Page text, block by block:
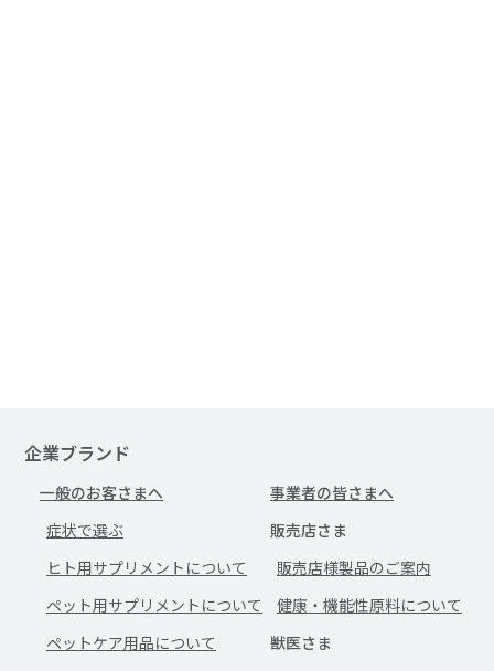
企業ブランド
一般のお客さまへ
症状で選ぶ
ヒト用サプリメントについて
ペット用サプリメントについて
ペットケア用品について
事業者の皆さまへ
販売店さま
販売店様製品のご案内
健康・機能性原料について
獣医さま